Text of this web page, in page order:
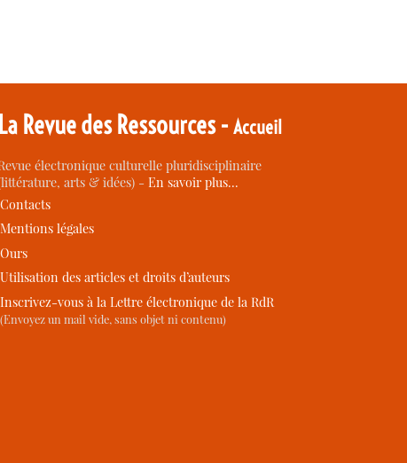
La Revue des Ressources -Accueil
électronique culturelle pluridisciplinaire
arts & idées) -En savoir plus…
Contacts
Mentions légales
Ours
Utilisation des articles et droits d’auteurs
Inscrivez-vous à la Lettre électronique de la RdR
(Envoyez un mail vide, sans objet ni contenu)